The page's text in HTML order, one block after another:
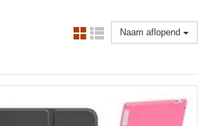
Naam aflopend